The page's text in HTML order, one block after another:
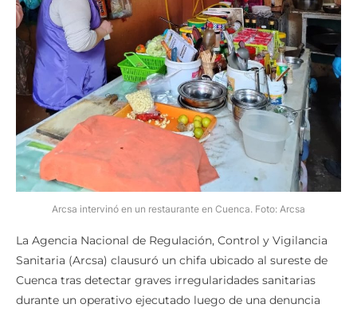
Arcsa intervinó en un restaurante en Cuenca. Foto: Arcsa
La Agencia Nacional de Regulación, Control y Vigilancia
Sanitaria (Arcsa) clausuró un chifa ubicado al sureste de
Cuenca tras detectar graves irregularidades sanitarias
durante un operativo ejecutado luego de una denuncia